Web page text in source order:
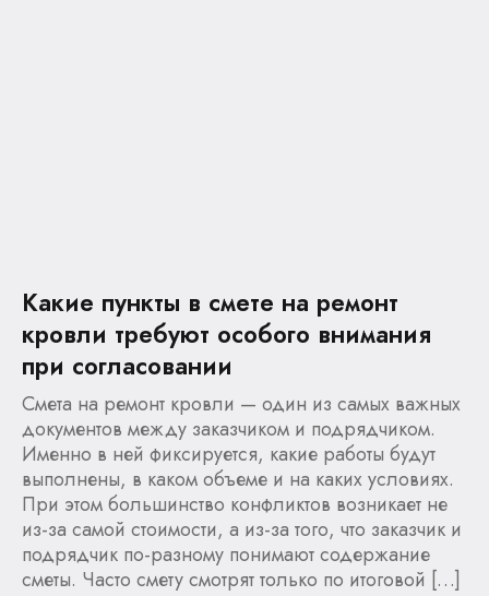
Какие пункты в смете на ремонт
кровли требуют особого внимания
при согласовании
Смета на ремонт кровли — один из самых важных
документов между заказчиком и подрядчиком.
Именно в ней фиксируется, какие работы будут
выполнены, в каком объеме и на каких условиях.
При этом большинство конфликтов возникает не
из-за самой стоимости, а из-за того, что заказчик и
подрядчик по-разному понимают содержание
сметы. Часто смету смотрят только по итоговой […]